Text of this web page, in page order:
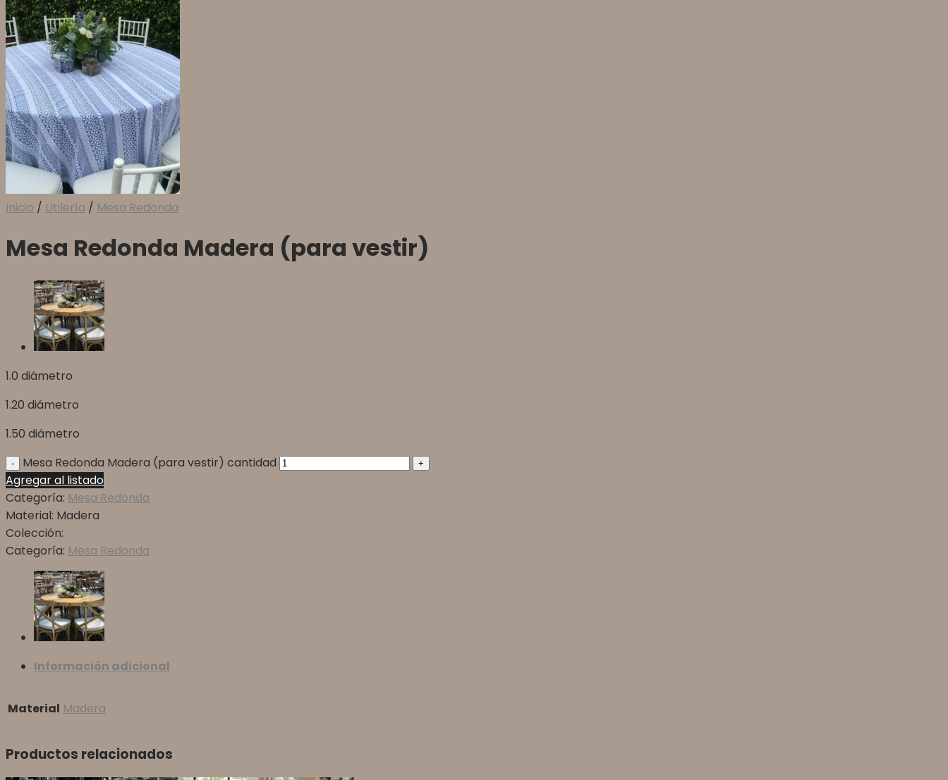
Inicio / Utilería / Mesa Redonda
Mesa Redonda Madera (para vestir)
1.0 diámetro
1.20 diámetro
1.50 diámetro
Mesa Redonda Madera (para vestir) cantidad
Agregar al listado
Categoría: Mesa Redonda
Material: Madera
Colección:
Categoría: Mesa Redonda
Información adicional
Material Madera
Productos relacionados